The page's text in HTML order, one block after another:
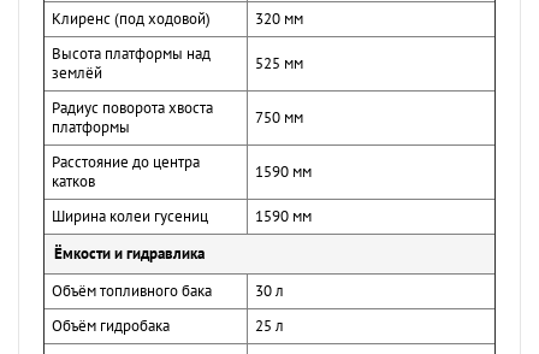
Клиренс (под ходовой)
320 мм
Высота платформы над
землёй
525 мм
Радиус поворота хвоста
платформы
750 мм
Расстояние до центра
катков
1590 мм
Ширина колеи гусениц
1590 мм
Ёмкости и гидравлика
Объём топливного бака
30 л
Объём гидробака
25 л